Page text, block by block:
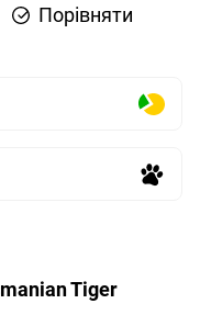
Порівняти
Tiger